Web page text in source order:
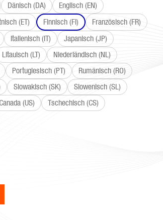
Dänisch (DA)
Englisch (EN)
(ET) Finnisch (FI)
Französisch (FR)
Italienisch (IT)
Japanisch (JP)
Litauisch (LT)
Niederländisch (NL)
Portugiesisch (PT)
Rumänisch (RO)
Slowakisch (SK)
Slowenisch (SL)
(US)
Tschechisch (CS)